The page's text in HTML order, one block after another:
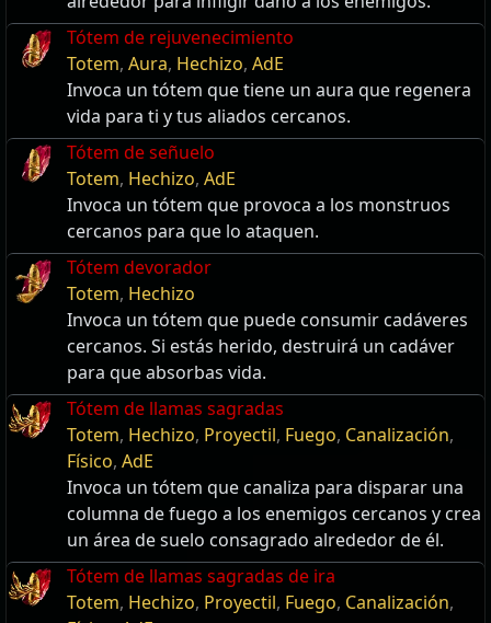
Tótem de rejuvenecimiento
Totem, Aura, Hechizo, AdE
Invoca un tótem que tiene un aura que regenera
vida para ti y tus aliados cercanos.
Tótem de señuelo
Totem, Hechizo, AdE
Invoca un tótem que provoca a los monstruos
cercanos para que lo ataquen.
Tótem devorador
Totem, Hechizo
Invoca un tótem que puede consumir cadáveres
cercanos. Si estás herido, destruirá un cadáver
para que absorbas vida.
Tótem de llamas sagradas
Totem, Hechizo, Proyectil, Fuego, Canalización,
Físico, AdE
Invoca un tótem que canaliza para disparar una
columna de fuego a los enemigos cercanos y crea
un área de suelo consagrado alrededor de él.
Tótem de llamas sagradas de ira
Totem, Hechizo, Proyectil, Fuego, Canalización,